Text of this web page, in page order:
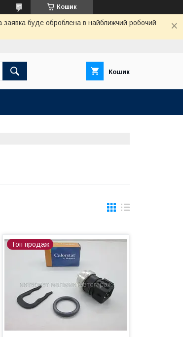
Кошик
заявка буде оброблена в найближчий робочий
Кошик
Топ продаж